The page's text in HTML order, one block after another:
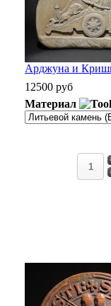
Арджуна и
12500 руб
Материал